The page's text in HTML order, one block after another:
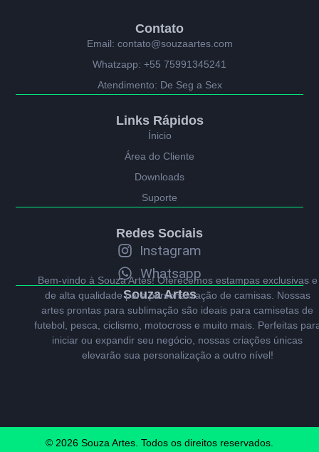
Souza Artes
Bem-vindo à Souza Artes! Oferecemos estampas exclusivas e
de alta qualidade para personalização de camisas. Nossas
artes prontas para sublimação são ideais para camisetas de
futebol, pesca, ciclismo, motocross e muito mais. Perfeitas
iniciar ou expandir seu negócio, nossas criações únicas
elevarão sua personalização a outro nível!
Contato
Email: contato@souzaartes.com
Whatzapp: +55 75991345241
Atendimento: De Seg a Sex
Redes Sociais
Instagram
Whatsapp
Links Rápidos
Ínicio
Área do Cliente
Downloads
Suporte
© 2026 Souza Artes. Todos os direitos reservados.